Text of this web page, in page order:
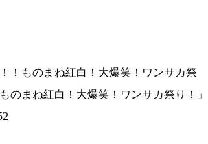
！ものまね紅白！大爆笑！ワンサカ祭
のまね紅白！大爆笑！ワンサカ祭り！」